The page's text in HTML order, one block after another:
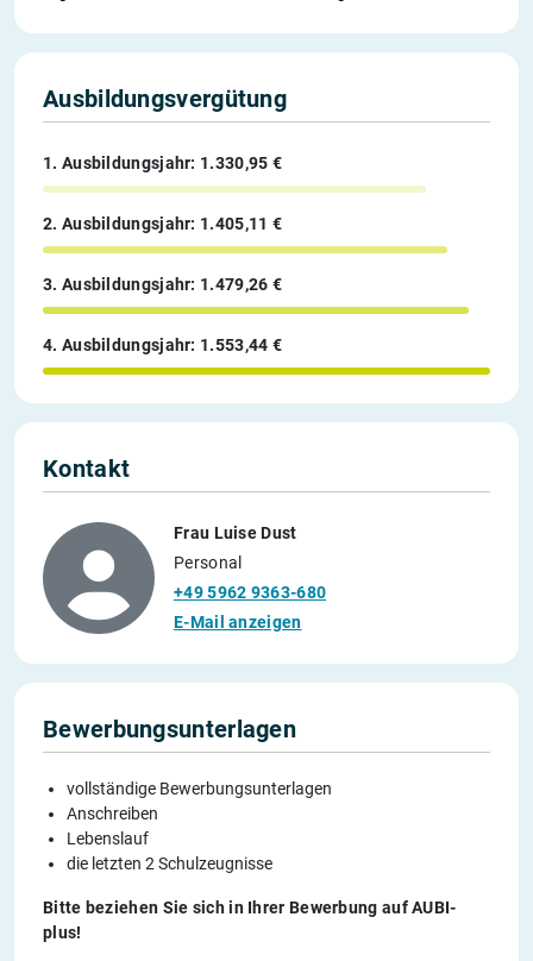
Ausbildungsvergütung
1. Ausbildungsjahr: 1.330,95 €
2. Ausbildungsjahr: 1.405,11 €
3. Ausbildungsjahr: 1.479,26 €
4. Ausbildungsjahr: 1.553,44 €
Kontakt
Frau Luise Dust
Personal
+49 5962 9363-680
E-Mail anzeigen
Bewerbungsunterlagen
vollständige Bewerbungsunterlagen
Anschreiben
Lebenslauf
die letzten 2 Schulzeugnisse
Bitte beziehen Sie sich in Ihrer Bewerbung auf AUBI-
plus!